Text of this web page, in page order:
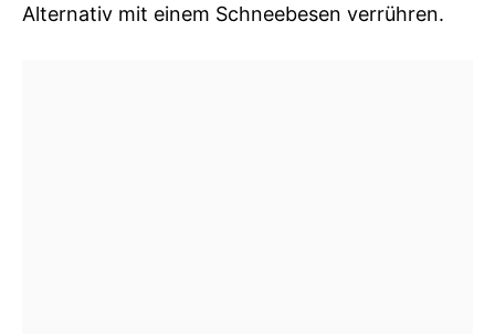
Alternativ mit einem Schneebesen verrühren.